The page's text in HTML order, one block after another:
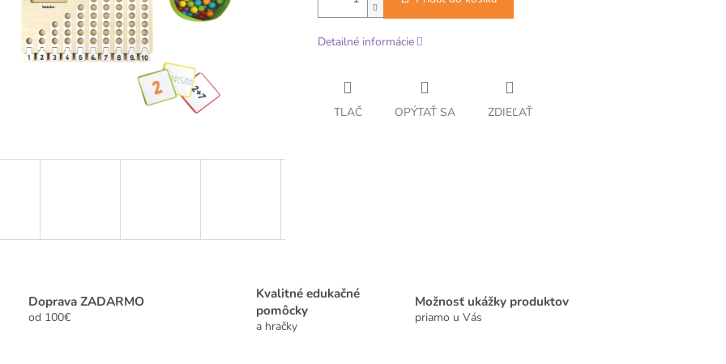
Detailné informácie
TLAČ OPÝTAŤ SA ZDIEĽAŤ
Doprava ZADARMO
od 100€
Kvalitné edukačné
pomôcky
a hračky
Možnosť ukážky produktov
priamo u Vás